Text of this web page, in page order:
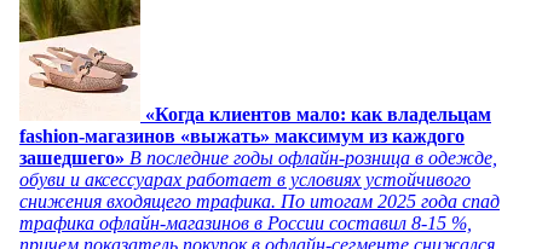
«Когда клиентов мало: как владельцам
fashion-магазинов «выжать» максимум из каждого
зашедшего» В последние годы офлайн-розница в одежде,
обуви и аксессуарах работает в условиях устойчивого
снижения входящего трафика. По итогам 2025 года спад
трафика офлайн-магазинов в России составил 8-15 %,
причем показатель покупок в офлайн-сегменте снижался